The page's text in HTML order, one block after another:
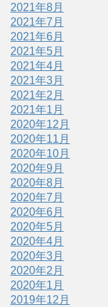
2021年8月
2021年7月
2021年6月
2021年5月
2021年4月
2021年3月
2021年2月
2021年1月
2020年12月
2020年11月
2020年10月
2020年9月
2020年8月
2020年7月
2020年6月
2020年5月
2020年4月
2020年3月
2020年2月
2020年1月
2019年12月